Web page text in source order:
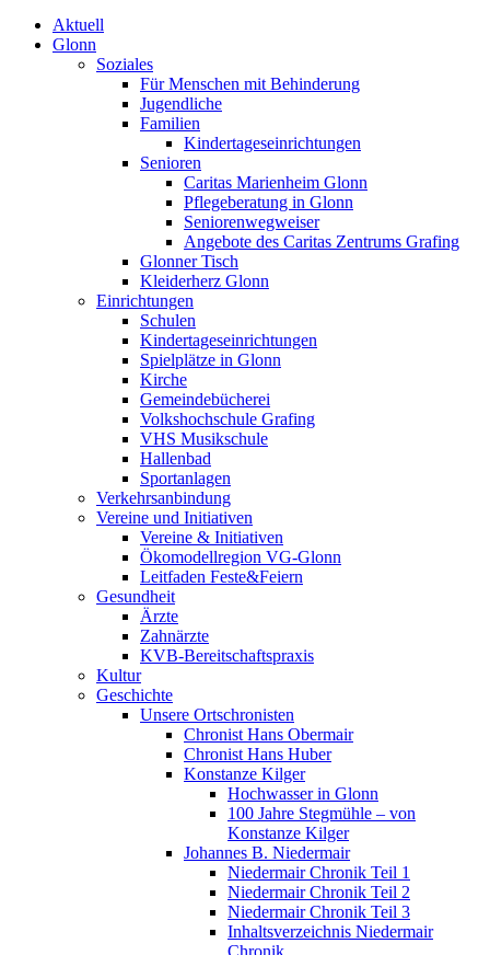
Markt Glonn
Aktuell
Glonn
Soziales
Für Menschen mit Behinderung
Jugendliche
Familien
Kindertageseinrichtungen
Senioren
Caritas Marienheim Glonn
Pflegeberatung in Glonn
Seniorenwegweiser
Angebote des Caritas Zentrums Grafing
Glonner Tisch
Kleiderherz Glonn
Einrichtungen
Schulen
Kindertageseinrichtungen
Spielplätze in Glonn
Kirche
Gemeindebücherei
Volkshochschule Grafing
VHS Musikschule
Hallenbad
Sportanlagen
Verkehrsanbindung
Vereine und Initiativen
Vereine & Initiativen
Ökomodellregion VG-Glonn
Leitfaden Feste&Feiern
Gesundheit
Ärzte
Zahnärzte
KVB-Bereitschaftspraxis
Kultur
Geschichte
Unsere Ortschronisten
Chronist Hans Obermair
Chronist Hans Huber
Konstanze Kilger
Hochwasser in Glonn
100 Jahre Stegmühle – von
Konstanze Kilger
Johannes B. Niedermair
Niedermair Chronik Teil 1
Niedermair Chronik Teil 2
Niedermair Chronik Teil 3
Inhaltsverzeichnis Niedermair
Chronik